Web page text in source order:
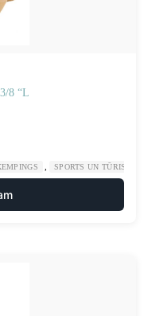
8 “L
SPORTS UN TŪRISMS